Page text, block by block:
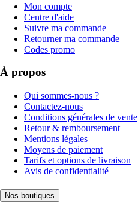
Mon compte
Centre d'aide
Suivre ma commande
Retourner ma commande
Codes promo
À propos
Qui sommes-nous ?
Contactez-nous
Conditions générales de vente
Retour & remboursement
Mentions légales
Moyens de paiement
Tarifs et options de livraison
Avis de confidentialité
Nos boutiques